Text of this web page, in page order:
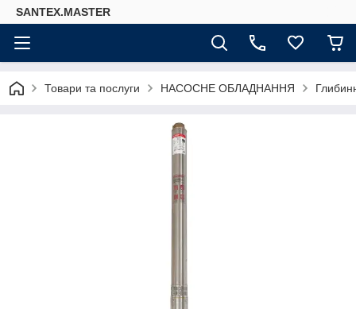
SANTEX.MASTER
Товари та послуги НАСОСНЕ ОБЛАДНАННЯ